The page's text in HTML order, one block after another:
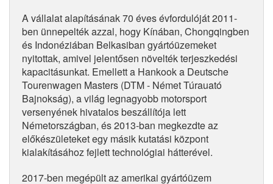
A vállalat alapításának 70 éves évfordulóját 2011-
ben ünnepelték azzal, hogy Kínában, Chongqingben
és Indonéziában Belkasiban gyártóüzemeket
nyitottak, amivel jelentősen növelték terjeszkedési
kapacitásunkat. Emellett a Hankook a Deutsche
Tourenwagen Masters (DTM - Német Túrauató
Bajnokság), a világ legnagyobb motorsport
versenyének hivatalos beszállítója lett
Németországban, és 2013-ban megkezdte az
előkészületeket egy másik kutatási központ
kialakításához fejlett technológiai hátterével.
2017-ben megépült az amerikai gyártóüzem